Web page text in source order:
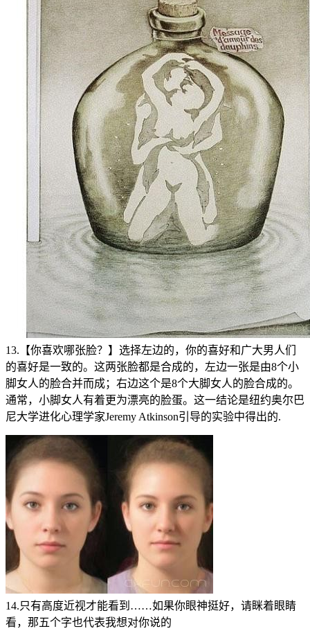
13.【你喜欢哪张脸？】选择左边的，你的喜好和广大男人们
的喜好是一致的。这两张脸都是合成的，左边一张是由8个小
脚女人的脸合并而成；右边这个是8个大脚女人的脸合成的。
通常，小脚女人有着更为漂亮的脸蛋。这一结论是纽约奥尔巴
尼大学进化心理学家Jeremy Atkinson引导的实验中得出的.
14.只有高度近视才能看到……如果你眼神挺好，请眯着眼睛
看，那五个字也代表我想对你说的